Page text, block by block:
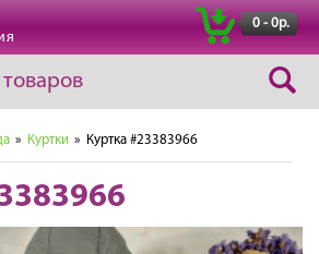
0 - 0р.
товаров
» Куртки » Куртка #23383966